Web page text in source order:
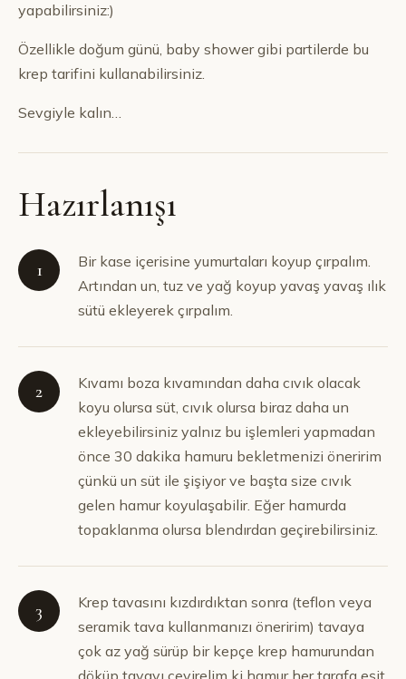
yapabilirsiniz:)
Özellikle doğum günü, baby shower gibi partilerde bu
krep tarifini kullanabilirsiniz.
Sevgiyle kalın…
Hazırlanışı
1
Bir kase içerisine yumurtaları koyup çırpalım.
Artından un, tuz ve yağ koyup yavaş yavaş ılık
sütü ekleyerek çırpalım.
2
Kıvamı boza kıvamından daha cıvık olacak
koyu olursa süt, cıvık olursa biraz daha un
ekleyebilirsiniz yalnız bu işlemleri yapmadan
önce 30 dakika hamuru bekletmenizi öneririm
çünkü un süt ile şişiyor ve başta size cıvık
gelen hamur koyulaşabilir. Eğer hamurda
topaklanma olursa blendırdan geçirebilirsiniz.
3
Krep tavasını kızdırdıktan sonra (teflon veya
seramik tava kullanmanızı öneririm) tavaya
çok az yağ sürüp bir kepçe krep hamurundan
döküp tavayı çevirelim ki hamur her tarafa eşit